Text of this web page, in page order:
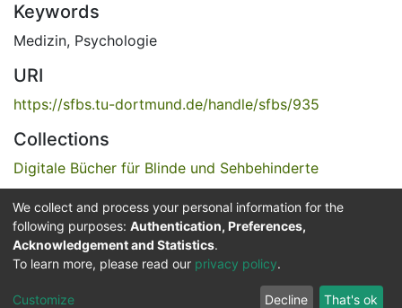
Keywords
Medizin, Psychologie
URI
https://sfbs.tu-dortmund.de/handle/sfbs/935
Collections
Digitale Bücher für Blinde und Sehbehinderte
Full item page
Service for the Blind and Visually Impaired
ITMC
Cookie
Privacy
policy
Feedback
We collect and process your personal information for the
following purposes: Authentication, Preferences,
Acknowledgement and Statistics.
To learn more, please read our privacy policy.
Customize Decline That's ok